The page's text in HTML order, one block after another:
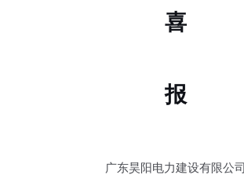
喜
报
广东昊阳电力建设有限公司